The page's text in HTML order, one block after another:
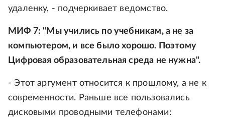
удаленку, - подчеркивает ведомство.
МИФ 7: "Мы учились по учебникам, а не за
компьютером, и все было хорошо. Поэтому
Цифровая образовательная среда не нужна".
- Этот аргумент относится к прошлому, а не к
современности. Раньше все пользовались
дисковыми проводными телефонами: